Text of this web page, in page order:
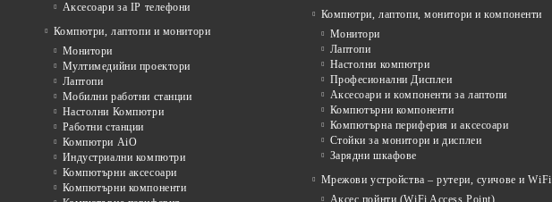
Аксесоари за IP телефони
Компютри, лаптопи и монитори
Монитори
Мултимедийни проектори
Лаптопи
Мобилни работни станции
Настолни Компютри
Работни станции
Компютри AiO
Индустриални компютри
Компютърни аксесоари
Компютърни компоненти
Компютри, лаптопи, монитори и компоненти
Монитори
Лаптопи
Настолни компютри
Професионални Дисплеи
Аксесоари и компоненти за лаптопи
Компютърни компоненти
Компютърна периферия и аксесоари
Стойки за монитори и дисплеи
Зарядни шкафове
Мрежови устройства – рутери, суичове и WiFi
Аксес пойнти (WiFi Access Point)